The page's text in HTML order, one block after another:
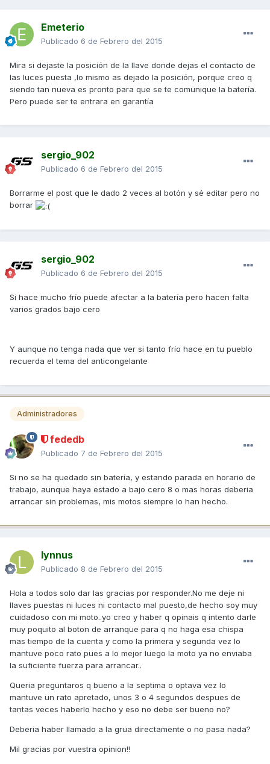
Emeterio
Publicado 6 de Febrero del 2015
Mira si dejaste la posición de la llave donde dejas el contacto de
las luces puesta ,lo mismo as dejado la posición, porque creo q
siendo tan nueva es pronto para que se te comunique la batería.
Pero puede ser te entrara en garantía
sergio_902
Publicado 6 de Febrero del 2015
Borrarme el post que le dado 2 veces al botón y sé editar pero no
borrar
sergio_902
Publicado 6 de Febrero del 2015
Si hace mucho frío puede afectar a la batería pero hacen falta
varios grados bajo cero
Y aunque no tenga nada que ver si tanto frío hace en tu pueblo
recuerda el tema del anticongelante
Administradores
fededb
Publicado 7 de Febrero del 2015
Si no se ha quedado sin batería, y estando parada en horario de
trabajo, aunque haya estado a bajo cero 8 o mas horas deberia
arrancar sin problemas, mis motos siempre lo han hecho.
lynnus
Publicado 8 de Febrero del 2015
Hola a todos solo dar las gracias por responder.No me deje ni
llaves puestas ni luces ni contacto mal puesto,de hecho soy muy
cuidadoso con mi moto..yo creo y haber q opinais q intento darle
muy poquito al boton de arranque para q no haga esa chispa
mas tiempo de la cuenta y como la primera y segunda vez lo
mantuve poco rato pues a lo mejor luego la moto ya no enviaba
la suficiente fuerza para arrancar..
Queria preguntaros q bueno a la septima o optava vez lo
mantuve un rato apretado, unos 3 o 4 segundos despues de
tantas veces haberlo hecho y eso no debe ser bueno no?
Deberia haber llamado a la grua directamente o no pasa nada?
Mil gracias por vuestra opinion!!